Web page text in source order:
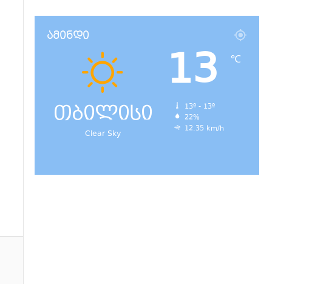
ამინდი
თბილისი
Clear Sky
13 ℃
13º - 13º
22%
12.35 km/h